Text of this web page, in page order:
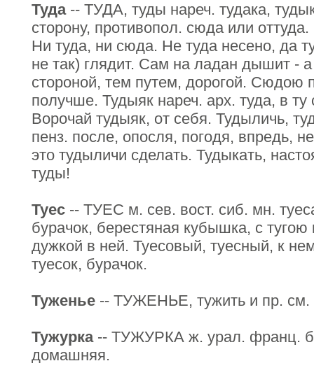
Туда-- ТУДА, туды нареч. тудака,
сторону, противопол. сюда или
Ни туда, ни сюда. Не туда несено, да
не так) глядит. Сам на ладан дышит -
стороной, тем путем, дорогой. Сюдою
получше. Тудыяк нареч. арх. туда, в ту
Ворочай тудыяк, от себя. Тудыличь,
пенз. после, опосля, погодя, впредь,
это тудыличи сделать. Тудыкать,
туды!
Туес -- ТУЕС м. сев. вост. сиб. мн.
бурачок, берестяная кубышка, с
дужкой в ней. Туесовый, туесный, к
туесок, бурачок.
Туженье -- ТУЖЕНЬЕ, тужить и пр. см.
Тужурка-- ТУЖУРКА ж. урал. франц.
домашняя.